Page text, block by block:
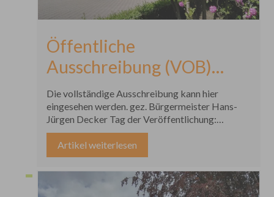
Öffentliche
Ausschreibung (VOB)
Neubau Rad- und Gehweg
Ottenhöfen-
Furschenbach,
Bauabschnitte III a + III c
Die vollständige Ausschreibung kann hier
eingesehen werden. gez. Bürgermeister Hans-
Jürgen Decker Tag der Veröffentlichung:
25.03.2026
Artikel weiterlesen